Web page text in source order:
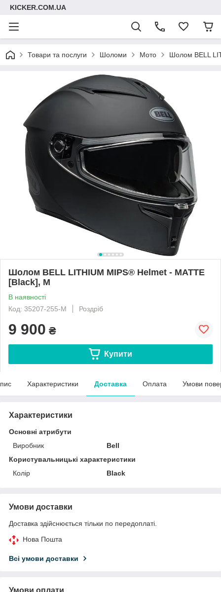
KICKER.COM.UA
Товари та послуги Шоломи Мото Шолом BELL
Шолом BELL LITHIUM MIPS® Helmet - MATTE
[Black], M
В наявності
Код: 35207-255-M
Роздріб
9 900 ₴
Купити
Характеристики Доставка Оплата Умови
Характеристики
Основні атрибути
Виробник
Bell
Користувальницькі характеристики
Колір
Black
Умови доставки
Доставка здійснюється тільки по передоплаті.
Нова Пошта
Всі умови доставки
Умови оплати